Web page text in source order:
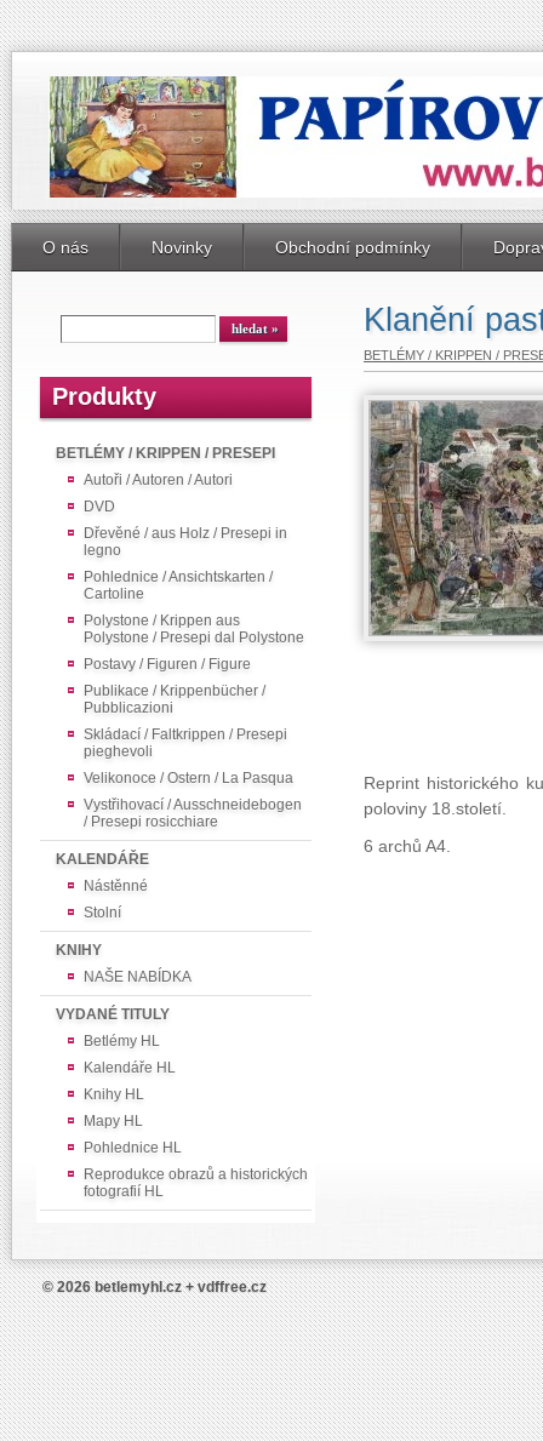
O nás Novinky Obchodní podmínky
Produkty
BETLÉMY / KRIPPEN / PRESEPI
Autoři / Autoren / Autori
DVD
Dřevěné / aus Holz / Presepi in
legno
Pohlednice / Ansichtskarten /
Cartoline
Polystone / Krippen aus
Polystone / Presepi dal Polystone
Postavy / Figuren / Figure
Publikace / Krippenbücher /
Pubblicazioni
Skládací / Faltkrippen / Presepi
pieghevoli
Velikonoce / Ostern / La Pasqua
Vystřihovací / Ausschneidebogen
/ Presepi rosicchiare
KALENDÁŘE
Nástěnné
Stolní
KNIHY
NAŠE NABÍDKA
VYDANÉ TITULY
Betlémy HL
Kalendáře HL
Knihy HL
Mapy HL
Pohlednice HL
Reprodukce obrazů a historických
fotografií HL
Klanění
BETLÉMY / KRIPPEN /
Reprint historického
poloviny 18.století.
6 archů A4.
© 2026 betlemyhl.cz + vdffree.cz